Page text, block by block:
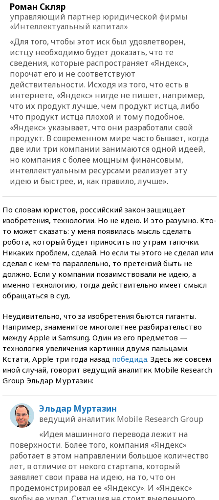
Роман Скляр
управляющий партнер юридической фирмы
«Интеллектуальный капитал»
«Для того, чтобы этот иск был удовлетворен,
истцу необходимо будет доказать, что те
сведения, которые распространяет «Яндекс»,
порочат его и не соответствуют
действительности. Исходя из того, что есть в
интернете, «Яндекс» нигде не пишет, например,
что их продукт лучше, чем продукт истца, либо
что продукт истца плохой и тому подобное.
«Яндекс» указывает, что они разработали свой
продукт. В современном мире часто бывает, когда
две или три компании занимаются одной идеей,
но компания с более мощным финансовым,
интеллектуальным ресурсами реализует эту
идею и быстрее, и, как правило, лучше».
По словам юристов, российский закон защищает
изобретения, технологии. Но не идею. И это разумно. Кто-
то может сказать: у меня появилась мысль сделать
робота, который будет приносить по утрам тапочки.
Никаких проблем, сделай. Но если ты этого не сделал или
сделал с кем-то параллельно, то претензий быть не
должно. Если у компании позаимствовали не идею, а
именно технологию, тогда действительно имеет смысл
обращаться в суд.
Неудивительно, что за изобретения бьются гиганты.
Например, знаменитое многолетнее разбирательство
между Apple и Samsung. Один из его предметов —
технология увеличения картинки двумя пальцами.
Кстати, Apple три года назад победида. Здесь же совсем
иной случай, говорит ведущий аналитик Mobile Research
Group Эльдар Муртазин:
Эльдар Муртазин
ведущий аналитик Mobile Research Group
«Идея машинного перевода лежит на
поверхности. Более того, компания «Яндекс»
работает в этом направлении большое количество
лет, в отличие от некого стартапа, который
заявляет свои права на идею, на то, что он
продемонстрировал ее «Яндексу». И «Яндекс»